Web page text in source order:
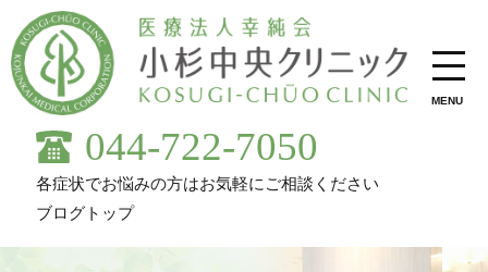
MENU
044-722-7050
各症状でお悩みの方はお気軽にご相談ください
ブログトップ